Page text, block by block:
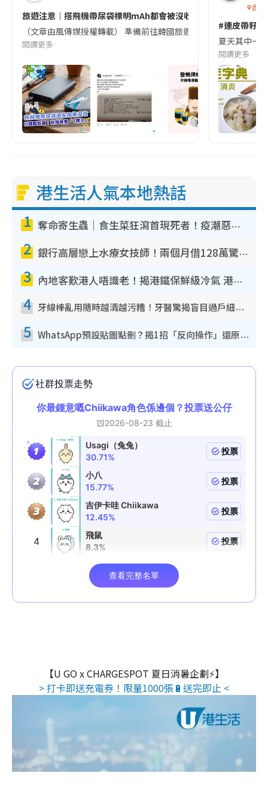
旅遊注意｜搭飛機帶尿袋標明mAh都會被沒收😱出發前切記檢查
（文章由風傳媒授權轉載） 準備前往韓國旅遊的民眾，近期要
閱讀更多
香港
#連皮帶籽
夏天其中一
閱讀更多
港生活人氣本地熱話
1 奪命寄生蟲｜食生菜狂瀉首現死者！疫潮惡化錄1.8萬宗病例 揭洗菜3大謬誤
2 銀行高層戀上水療女技師！兩個月借128萬驚覺「沉船」沉落火海 揭背後疑似邪教操控賣淫
3 內地客歎港人唔識老！揭港鐵保鮮級冷氣 港人求放過：咪投訴
4 牙線棒亂用隨時越清越污糟！牙醫驚揭盲目過戶細菌恐致蛀牙：呢種先係日常真保養
5 WhatsApp預設貼圖點刪？揭1招「反向操作」還原簡潔介面 附3步實測教學
【U GO x CHARGESPOT 夏日消暑企劃⚡】
> 打卡即送充電券！限量1000張🔋送完即止 <